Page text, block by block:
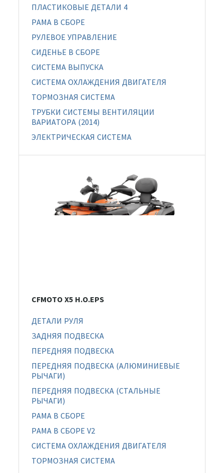
ПЛАСТИКОВЫЕ ДЕТАЛИ 4
РАМА В СБОРЕ
РУЛЕВОЕ УПРАВЛЕНИЕ
СИДЕНЬЕ В СБОРЕ
СИСТЕМА ВЫПУСКА
СИСТЕМА ОХЛАЖДЕНИЯ ДВИГАТЕЛЯ
ТОРМОЗНАЯ СИСТЕМА
ТРУБКИ СИСТЕМЫ ВЕНТИЛЯЦИИ
ВАРИАТОРА (2014)
ЭЛЕКТРИЧЕСКАЯ СИСТЕМА
CFMOTO X5 H.O.EPS
ДЕТАЛИ РУЛЯ
ЗАДНЯЯ ПОДВЕСКА
ПЕРЕДНЯЯ ПОДВЕСКА
ПЕРЕДНЯЯ ПОДВЕСКА (АЛЮМИНИЕВЫЕ
РЫЧАГИ)
ПЕРЕДНЯЯ ПОДВЕСКА (СТАЛЬНЫЕ
РЫЧАГИ)
РАМА В СБОРЕ
РАМА В СБОРЕ V2
СИСТЕМА ОХЛАЖДЕНИЯ ДВИГАТЕЛЯ
ТОРМОЗНАЯ СИСТЕМА